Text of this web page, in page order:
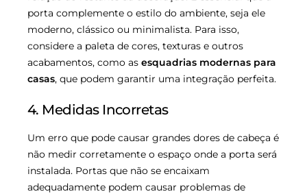
porta complemente o estilo do ambiente, seja ele
moderno, clássico ou minimalista. Para isso,
considere a paleta de cores, texturas e outros
acabamentos, como as esquadrias modernas para
casas, que podem garantir uma integração perfeita.
4. Medidas Incorretas
Um erro que pode causar grandes dores de cabeça é
não medir corretamente o espaço onde a porta será
instalada. Portas que não se encaixam
adequadamente podem causar problemas de